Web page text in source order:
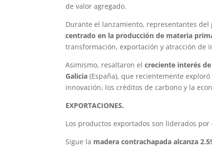
de valor agregado.
Durante el lanzamiento, representantes
centrado en la producción de materia
transformación, exportación y atracción de
Asimismo, resaltaron elcreciente interés
Galicia (España), que recientemente
innovación, los créditos de carbono y la
EXPORTACIONES.
Los productos exportados son liderados por
Sigue la madera contrachapada alcanza